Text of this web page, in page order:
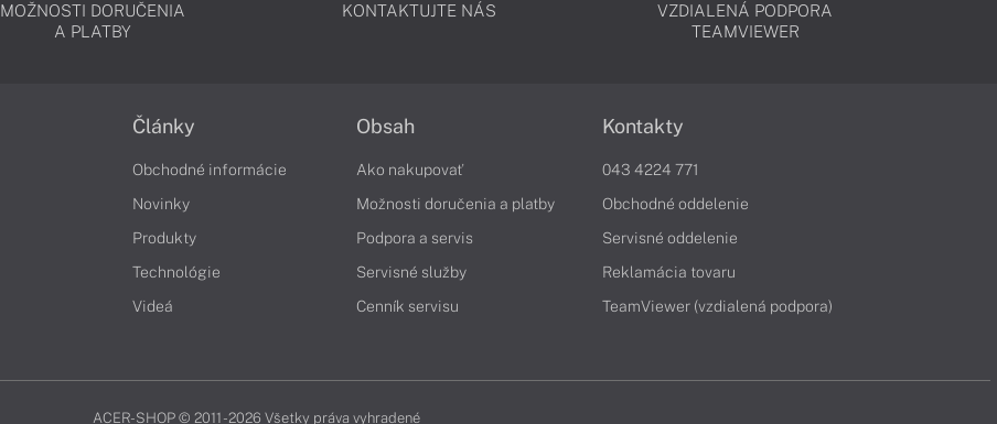
MOŽNOSTI DORUČENIA
A PLATBY
KONTAKTUJTE NÁS
VZDIALENÁ PODPORA
TEAMVIEWER
Články
Obchodné informácie
Novinky
Produkty
Technológie
Videá
Obsah
Ako nakupovať
Možnosti doručenia a platby
Podpora a servis
Servisné služby
Cenník servisu
Kontakty
043 4224 771
Obchodné oddelenie
Servisné oddelenie
Reklamácia tovaru
TeamViewer (vzdialená podpora)
ACER-SHOP © 2011 - 2026 Všetky práva vyhradené